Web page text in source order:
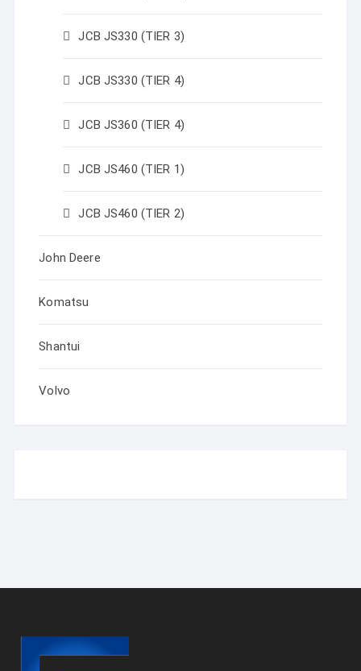
JCB JS330 (TIER 3)
JCB JS330 (TIER 4)
JCB JS360 (TIER 4)
JCB JS460 (TIER 1)
JCB JS460 (TIER 2)
John Deere
Komatsu
Shantui
Volvo